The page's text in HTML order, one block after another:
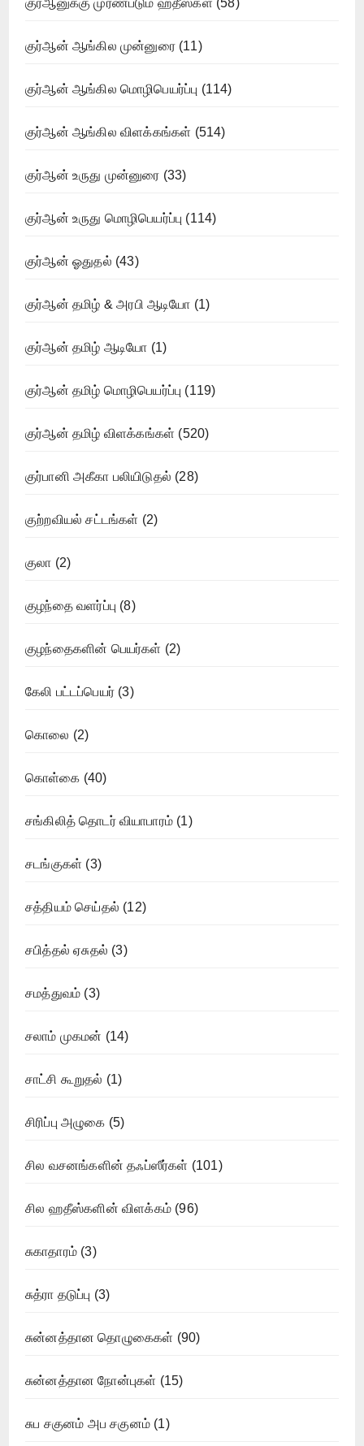
குர்ஆனுக்கு முரண்படும் ஹதீஸ்கள் (58)
குர்ஆன் ஆங்கில முன்னுரை(11)
குர்ஆன் ஆங்கில மொழிபெயர்ப்பு (114)
குர்ஆன் ஆங்கில விளக்கங்கள் (514)
குர்ஆன் உருது முன்னுரை (33)
குர்ஆன் உருது மொழிபெயர்ப்பு (114)
குர்ஆன் ஓதுதல் (43)
குர்ஆன் தமிழ் & அரபி ஆடியோ (1)
குர்ஆன் தமிழ் ஆடியோ (1)
குர்ஆன் தமிழ் மொழிபெயர்ப்பு (119)
குர்ஆன் தமிழ் விளக்கங்கள் (520)
குர்பானி அகீகா பலியிடுதல் (28)
குற்றவியல் சட்டங்கள் (2)
குலா (2)
குழந்தை வளர்ப்பு (8)
குழந்தைகளின் பெயர்கள் (2)
கேலி பட்டப்பெயர் (3)
கொலை (2)
கொள்கை (40)
சங்கிலித் தொடர் வியாபாரம் (1)
சடங்குகள் (3)
சத்தியம் செய்தல் (12)
சபித்தல் ஏசுதல் (3)
சமத்துவம் (3)
சலாம் முகமன் (14)
சாட்சி கூறுதல் (1)
சிரிப்பு அழுகை (5)
சில வசனங்களின் தஃப்ஸீர்கள் (101)
சில ஹதீஸ்களின் விளக்கம் (96)
சுகாதாரம் (3)
சுத்ரா தடுப்பு (3)
சுன்னத்தான தொழுகைகள் (90)
சுன்னத்தான நோன்புகள் (15)
சுப சகுனம் அப சகுனம் (1)